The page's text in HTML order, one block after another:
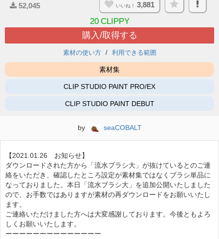
52,045 いいね！ 3,881
20 CLIPPY
購入/取得する
素材の使い方 利用できる範囲
素材集
CLIP STUDIO PAINT PRO/EX
CLIP STUDIO PAINT DEBUT
by seaCOBALT
【2021.01.26 お知らせ】
ダウンロードされた方から「流水ブラシ大」が抜けているとのご連
絡をいただき、確認したところ設定が素材集ではなくブラシ単品に
なっておりました。本日「流水ブラシ大」を追加公開いたしました
ので、お手数ではありますが素材の再ダウンロードをお願いいたし
ます。
ご連絡いただけました方へは大変感謝しております。今後ともよろ
しくお願いいたします。
ーーーーーーーーーーーーーー